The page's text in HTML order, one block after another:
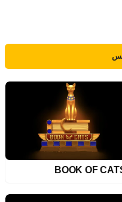
BOOK OF